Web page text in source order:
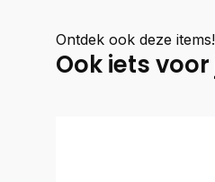
Ontdek ook deze items!
Ook iets voor